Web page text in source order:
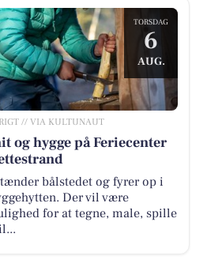
TORSDAG
6
AUG.
// VIA KULTUNAUT
og hygge på Feriecenter
bålstedet og fyrer op i
Der vil være
for at tegne, male, spille